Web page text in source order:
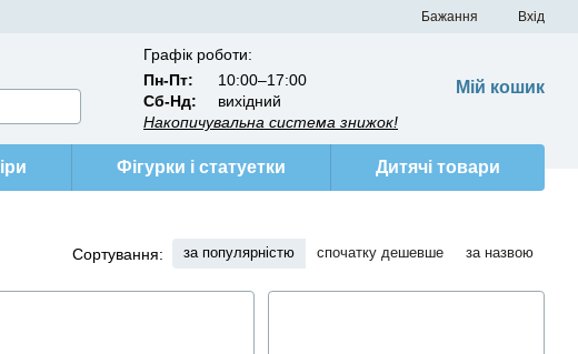
Бажання Вхід
Графік роботи:
Пн-Пт:
10:00–17:00
Сб-Нд:
вихідний
Накопичувальна система знижок!
Мій кошик
Фігурки і статуетки Дитячі товари
Сортування: за популярністю спочатку дешевше за назвою